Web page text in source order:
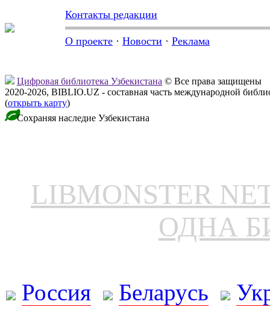
Контакты редакции
О проекте · Новости · Реклама
Цифровая библиотека Узбекистана © Все права защищены
2020-2026, BIBLIO.UZ - составная часть международной
(открыть карту)
Сохраняя наследие Узбекистана
LIBMONSTER
ОДНА
Россия Беларусь